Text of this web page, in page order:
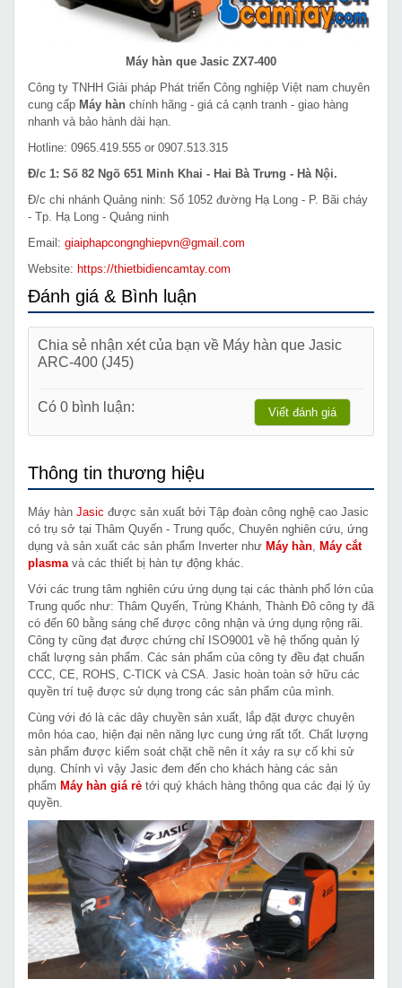
Máy hàn que Jasic ZX7-400
Công ty TNHH Giải pháp Phát triển Công nghiệp Việt nam chuyên
cung cấp Máy hàn chính hãng - giá cả cạnh tranh - giao hàng
nhanh và bảo hành dài hạn.
Hotline: 0965.419.555 or 0907.513.315
Đ/c 1: Số 82 Ngõ 651 Minh Khai - Hai Bà Trưng - Hà Nội.
Đ/c chi nhánh Quảng ninh: Số 1052 đường Hạ Long - P. Bãi cháy
- Tp. Hạ Long - Quảng ninh
Email: giaiphapcongnghiepvn@gmail.com
Website: https://thietbidiencamtay.com
Đánh giá & Bình luận
Chia sẻ nhận xét của bạn về Máy hàn que Jasic
ARC-400 (J45)
Có 0 bình luận: Viết đánh giá
Thông tin thương hiệu
Máy hàn Jasic được sản xuất bởi Tập đoàn công nghệ cao Jasic
có trụ sở tại Thâm Quyến - Trung quốc, Chuyên nghiên cứu, ứng
dụng và sản xuất các sản phẩm Inverter như Máy hàn
Máy cắt
plasma và các thiết bị hàn tự động khác.
Với các trung tâm nghiên cứu ứng dụng tại các thành phố lớn của
Trung quốc như: Thâm Quyến, Trùng Khánh, Thành Đô công ty đã
có đến 60 bằng sáng chế được công nhận và ứng dụng rộng rãi.
Công ty cũng đạt được chứng chỉ ISO9001 về hệ thống quản lý
chất lượng sản phẩm. Các sản phẩm của công ty đều đạt chuẩn
CCC, CE, ROHS, C-TICK và CSA. Jasic hoàn toàn sở hữu các
quyền trí tuệ được sử dụng trong các sản phẩm của mình.
Cùng với đó là các dây chuyền sản xuất, lắp đặt được chuyên
môn hóa cao, hiện đại nên năng lực cung ứng rất tốt. Chất lượng
sản phẩm được kiểm soát chặt chẽ nên ít xảy ra sự cố khi sử
dụng. Chính vì vậy Jasic đem đến cho khách hàng các sản
phẩm Máy hàn giá rẻ tới quý khách hàng thông qua các đại lý ủy
quyền.